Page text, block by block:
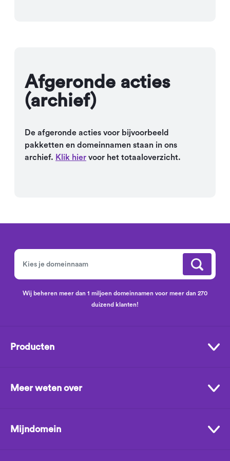
Afgeronde acties
(archief)
De afgeronde acties voor bijvoorbeeld
pakketten en domeinnamen staan in ons
archief. Klik hier voor het totaaloverzicht.
Wij beheren meer dan 1 miljoen domeinnamen voor meer dan 270
duizend klanten!
Producten
Meer weten over
Mijndomein